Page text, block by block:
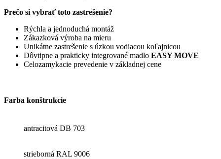
Prečo si vybrať toto zastrešenie?
Rýchla a jednoduchá montáž
Zákazková výroba na mieru
Unikátne zastrešenie s úzkou vodiacou koľajnicou
Dôvtipne a prakticky integrované madlo EASY MOVE
Celozamykacie prevedenie v základnej cene
Farba konštrukcie
antracitová DB 703
strieborná RAL 9006